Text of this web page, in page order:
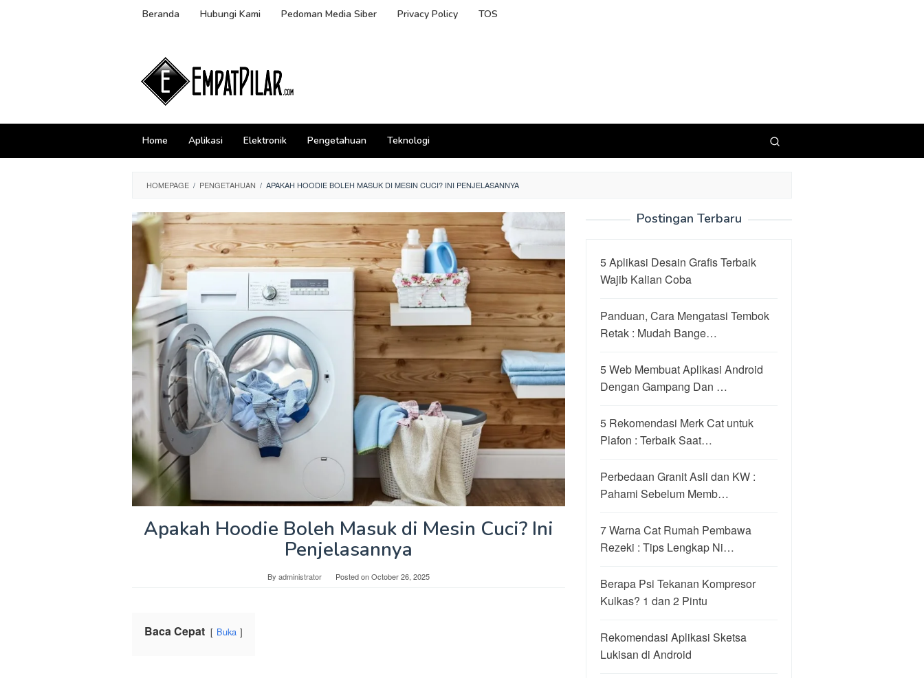
Beranda Hubungi Kami Pedoman Media Siber Privacy Policy TOS
Home Aplikasi Elektronik Pengetahuan Teknologi
HOMEPAGE / PENGETAHUAN / APAKAH HOODIE BOLEH MASUK DI MESIN CUCI? INI PENJELASANNYA
Apakah Hoodie Boleh Masuk di Mesin Cuci? Ini
Penjelasannya
By administrator Posted onOctober 26, 2025
Baca Cepat Buka
Postingan Terbaru
5 Aplikasi Desain Grafis Terbaik
Wajib Kalian Coba
Panduan, Cara Mengatasi Tembok
Retak : Mudah Bange…
5 Web Membuat Aplikasi Android
Dengan Gampang Dan …
5 Rekomendasi Merk Cat untuk
Plafon : Terbaik Saat…
Perbedaan Granit Asli dan KW :
Pahami Sebelum Memb…
7 Warna Cat Rumah Pembawa
Rezeki : Tips Lengkap Ni…
Berapa Psi Tekanan Kompresor
Kulkas? 1 dan 2 Pintu
Rekomendasi Aplikasi Sketsa
Lukisan di Android